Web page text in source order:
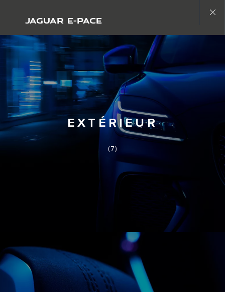
JAGUAR E-PACE
Close
gallery
EXTÉRIEUR
(7)